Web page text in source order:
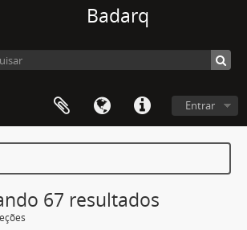
Badarq
Entrar
67 resultados